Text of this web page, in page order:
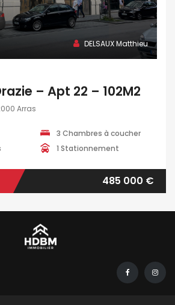
DELSAUX Matthieu
– Apt 22 – 102M2
Arras
3 Chambres à coucher
1 Stationnement
485 000 €